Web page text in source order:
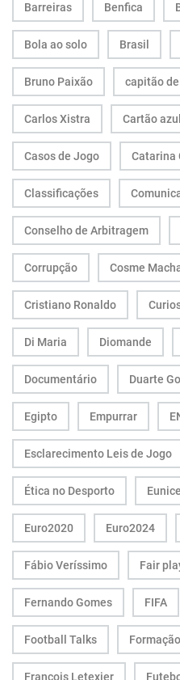
Barreiras Benfica
Bola ao solo Brasil
Bruno Paixão capitão
Carlos Xistra Cartão azul
Casos de Jogo Catarina
Classificações
Conselho de Arbitragem
Corrupção Cosme
Cristiano Ronaldo
Di Maria Diomande
Documentário Duarte
Egipto Empurrar
Esclarecimento Leis de Jogo
Ética no Desporto
Euro2020 Euro2024
Fábio Veríssimo Fair
Fernando Gomes FIFA
Football Talks Formação
François Letexier